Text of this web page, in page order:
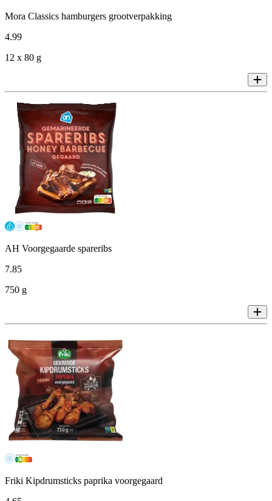
Mora Classics hamburgers grootverpakking
4.99
12 x 80 g
AH Voorgegaarde spareribs
7.85
750 g
Friki Kipdrumsticks paprika voorgegaard